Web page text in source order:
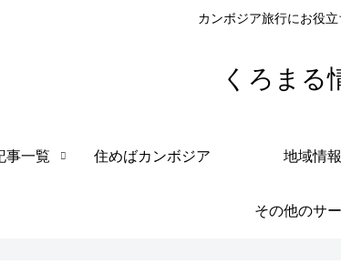
カンボジア旅行にお役立
くろまる
事一覧 住めばカンボジア 地域情報
その他のサ